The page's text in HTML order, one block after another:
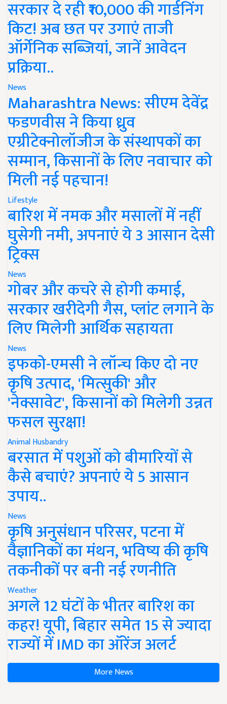
सरकार दे रही ₹10,000 की गार्डनिंग
किट! अब छत पर उगाएं ताजी
ऑर्गेनिक सब्जियां, जानें आवेदन
प्रक्रिया..
News
Maharashtra News: सीएम देवेंद्र
फडणवीस ने किया ध्रुव
एग्रीटेक्नोलॉजीज के संस्थापकों का
सम्मान, किसानों के लिए नवाचार को
मिली नई पहचान!
Lifestyle
बारिश में नमक और मसालों में नहीं
घुसेगी नमी, अपनाएं ये 3 आसान देसी
ट्रिक्स
News
गोबर और कचरे से होगी कमाई,
सरकार खरीदेगी गैस, प्लांट लगाने के
लिए मिलेगी आर्थिक सहायता
News
इफको-एमसी ने लॉन्च किए दो नए
कृषि उत्पाद, 'मित्सुकी' और
'नेक्सावेट', किसानों को मिलेगी उन्नत
फसल सुरक्षा!
Animal Husbandry
बरसात में पशुओं को बीमारियों से
कैसे बचाएं? अपनाएं ये 5 आसान
उपाय..
News
कृषि अनुसंधान परिसर, पटना में
वैज्ञानिकों का मंथन, भविष्य की कृषि
तकनीकों पर बनी नई रणनीति
Weather
अगले 12 घंटों के भीतर बारिश का
कहर! यूपी, बिहार समेत 15 से ज्यादा
राज्यों में IMD का ऑरेंज अलर्ट
More News